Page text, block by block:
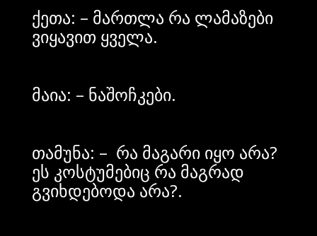
ქეთა: – მართლა რა ლამაზები
ვიყავით ყველა.
მაია: – ნაშოჩკები.
თამუნა: – რა მაგარი იყო არა?
ეს კოსტუმებიც რა მაგრად
გვიხდებოდა არა?.